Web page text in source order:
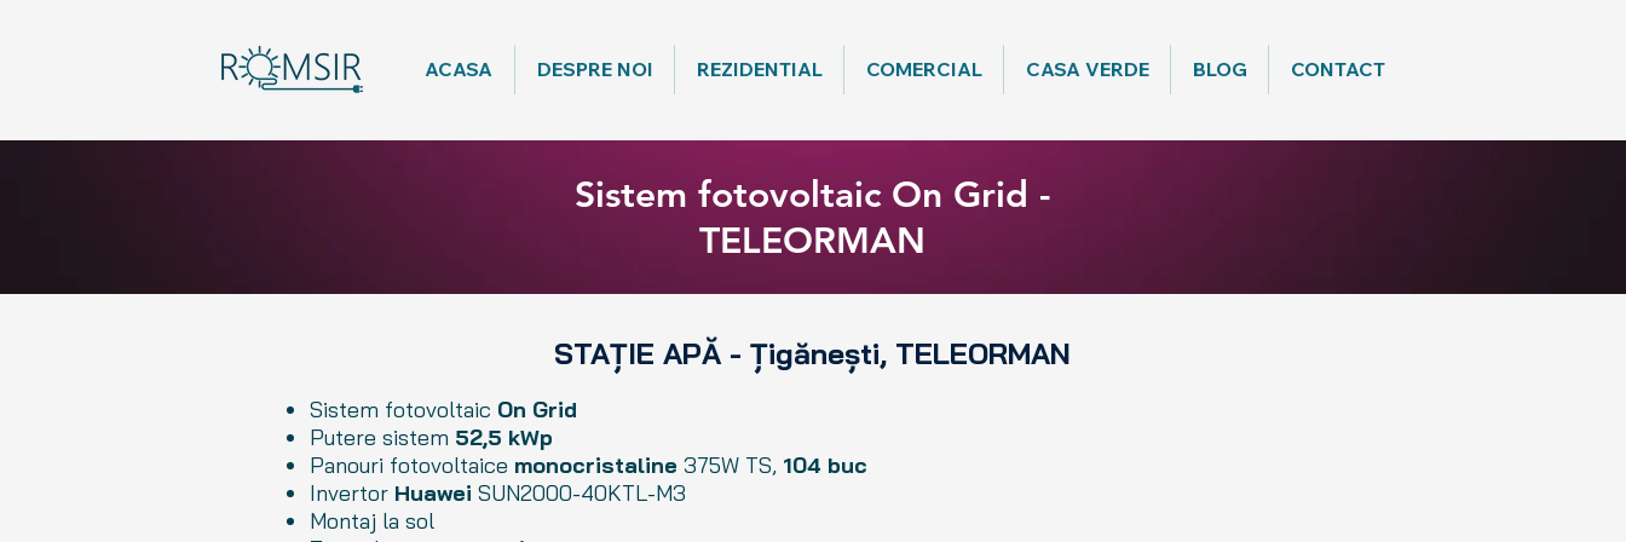
ACASA DESPRE NOI REZIDENTIAL COMERCIAL CASA VERDE BLOG CONTACT
Sistem fotovoltaic On Grid -
TELEORMAN
STAȚIE APĂ - Țigănești, TELEORMAN
Sistem fotovoltaic On Grid
Putere sistem 52,5 kWp
Panouri fotovoltaice monocristaline 375W TS, 104 buc
Invertor Huawei SUN2000-40KTL-M3
Montaj la sol